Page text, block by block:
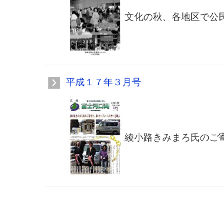
文化の秋、各地区で公
平成１７年３月号
綾小路きみまろ氏のご